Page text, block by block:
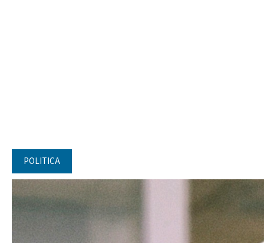
POLITICA